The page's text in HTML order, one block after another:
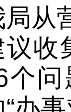
从
议收
个